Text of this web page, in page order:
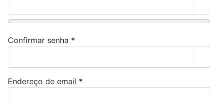
Confirmar senha *
Endereço de email *